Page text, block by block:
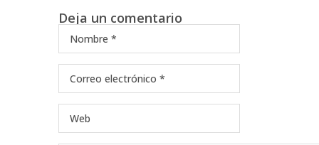
Deja un comentario